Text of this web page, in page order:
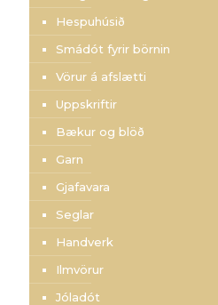
Hespuhúsið
Smádót fyrir börnin
Vörur á afslætti
Uppskriftir
Bækur og blöð
Garn
Gjafavara
Seglar
Handverk
Ilmvörur
Jóladót